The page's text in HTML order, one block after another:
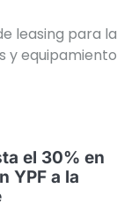
leasing para la
y equipamiento
el 30% en
YPF a la